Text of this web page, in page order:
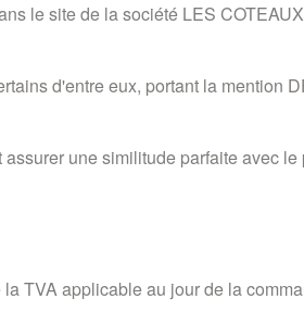
le site de la société LES
d'entre eux, portant la mention
une similitude parfaite avec
TVA applicable au jour de la